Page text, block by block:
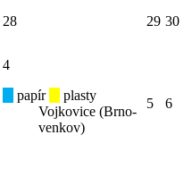
28 29 30
4
papír
plasty
Vojkovice (Brno-
venkov)
5 6